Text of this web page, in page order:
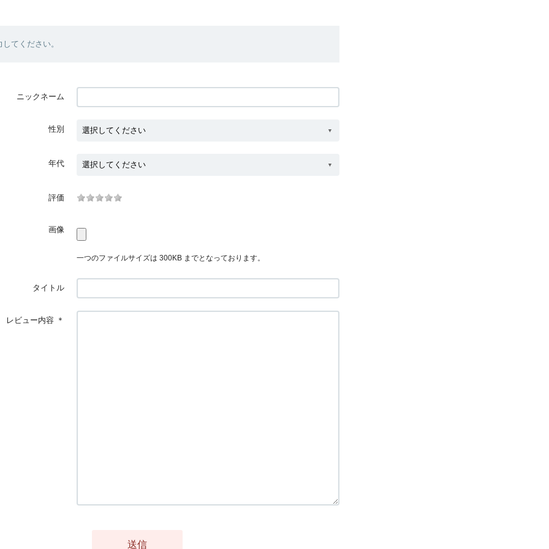
てください。
ニックネーム
性別
年代
評価
画像
一つのファイルサイズは 300KB までとなっております。
タイトル
レビュー内容 ＊